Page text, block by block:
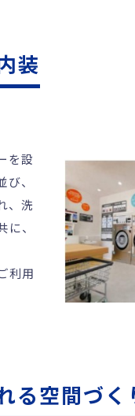
装
を設
、
、洗
、
利用
る空間づく